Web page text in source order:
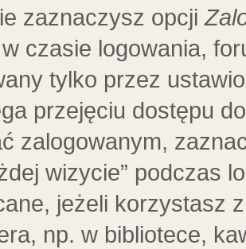
zaznaczysz opcji
w czasie logowania,
tylko przez
przejęciu dostępu
zalogowanym,
wizycie” podczas
jeżeli korzystasz
np. w bibliotece,